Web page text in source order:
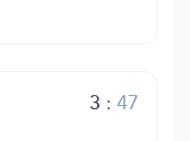
3 :47